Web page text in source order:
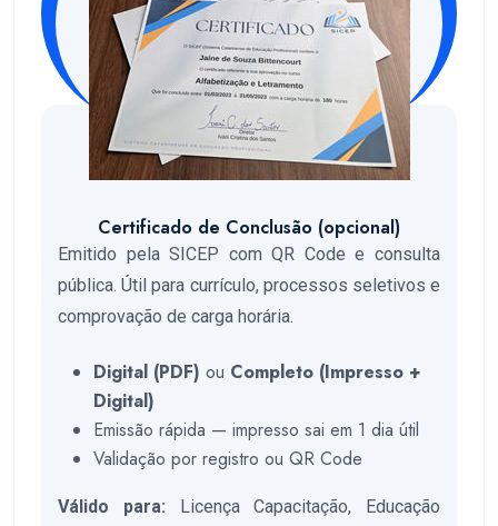
Certificado de Conclusão (opcional)
Emitido pela SICEP com QR Code e consulta
pública. Útil para currículo, processos seletivos e
comprovação de carga horária.
Digital (PDF) ou Completo (Impresso +
Digital)
Emissão rápida — impresso sai em 1 dia útil
Validação por registro ou QR Code
Válido para: Licença Capacitação, Educação